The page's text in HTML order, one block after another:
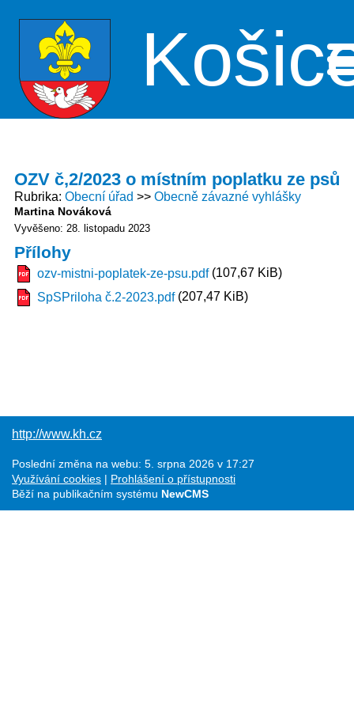
OZV č,2/2023 o místním poplatku ze psů
Rubrika Obecní úřad Obecně závazné vyhlášky
Martina Nováková
Vyvěšeno: 28. listopadu 2023
Přílohy
ozv-mistni-poplatek-ze-psu.pdf(107,67 KiB)
SpSPriloha č.2-2023.pdf(207,47 KiB)
http://www.kh.cz
Poslední změna na webu: 5. srpna 2026 v 17:27
Využívání cookies
Prohlášení o přístupnosti
Běží na publikačním systému NewCMS